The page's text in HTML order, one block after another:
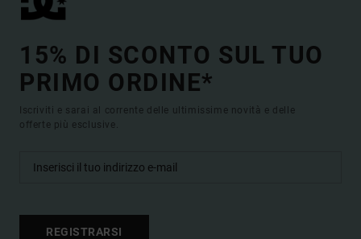
15% DI SCONTO SUL TUO
PRIMO ORDINE*
Iscriviti e sarai al corrente delle ultimissime novità e delle
offerte più esclusive.
REGISTRARSI